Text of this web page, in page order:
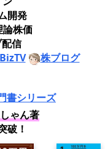
開発
論株価
配信
株ブログ
書シリーズ
ゃん著
破！